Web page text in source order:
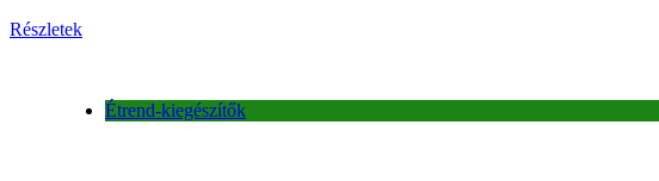
Részletek
Étrend-kiegészítők